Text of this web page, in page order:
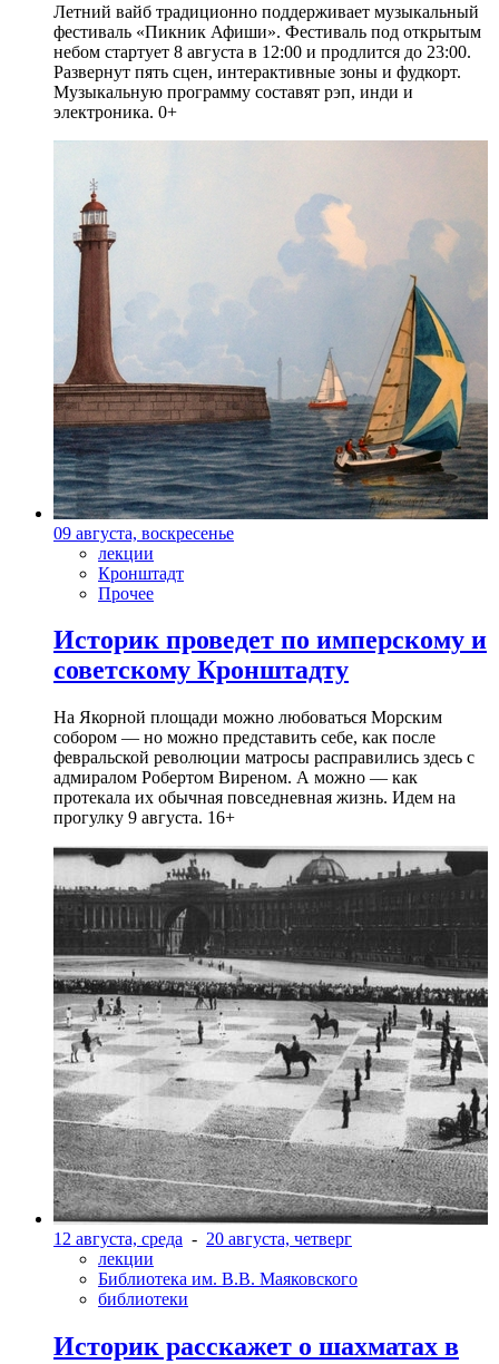
Летний вайб традиционно поддерживает музыкальный
фестиваль «Пикник Афиши». Фестиваль под открытым
небом стартует 8 августа в 12:00 и продлится до 23:00.
Развернут пять сцен, интерактивные зоны и фудкорт.
Музыкальную программу составят рэп, инди и
электроника. 0+
09 августа, воскресенье
лекции
Кронштадт
Прочее
Историк проведет по имперскому и
советскому Кронштадту
На Якорной площади можно любоваться Морским
собором — но можно представить себе, как после
февральской революции матросы расправились здесь с
адмиралом Робертом Виреном. А можно — как
протекала их обычная повседневная жизнь. Идем на
прогулку 9 августа. 16+
12 августа, среда - 20 августа, четверг
лекции
Библиотека им. В.В. Маяковского
библиотеки
Историк расскажет о шахматах в